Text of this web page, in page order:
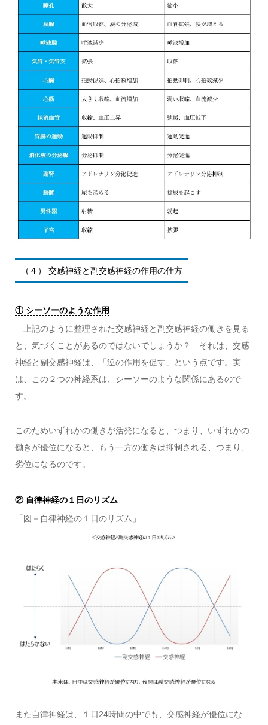
（４） 交感神経と副交感神経の作用の仕方
① シーソーのような作用
上記のように整理された交感神経と副交感神経の働きを見る
と、気づくことがあるのではないでしょうか？ それは、交感
神経と副交感神経は、「逆の作用を促す」という点です。実
は、この２つの神経系は、シーソーのような関係にあるので
す。
このためいずれかの働きが活発になると、つまり、いずれかの
働きが優位になると、もう一方の働きは抑制される、つまり、
劣位になるのです。
② 自律神経の１日のリズム
「図－自律神経の１日のリズム」
また自律神経は、１日24時間の中でも、交感神経が優位にな